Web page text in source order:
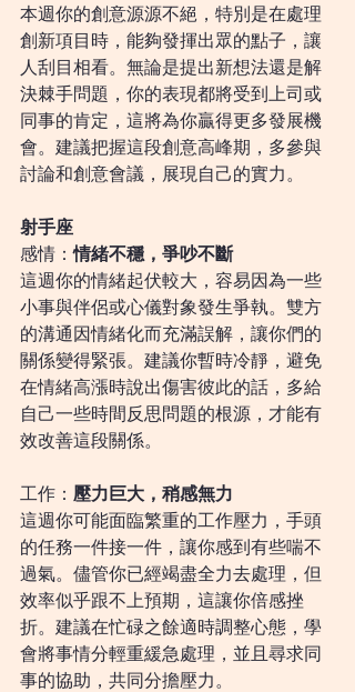
本週你的創意源源不絕，特別是在處理
創新項目時，能夠發揮出眾的點子，讓
人刮目相看。無論是提出新想法還是解
決棘手問題，你的表現都將受到上司或
同事的肯定，這將為你贏得更多發展機
會。建議把握這段創意高峰期，多參與
討論和創意會議，展現自己的實力。
射手座
感情：情緒不穩，爭吵不斷
這週你的情緒起伏較大，容易因為一些
小事與伴侶或心儀對象發生爭執。雙方
的溝通因情緒化而充滿誤解，讓你們的
關係變得緊張。建議你暫時冷靜，避免
在情緒高漲時說出傷害彼此的話，多給
自己一些時間反思問題的根源，才能有
效改善這段關係。
工作： 壓力巨大，稍感無力
這週你可能面臨繁重的工作壓力，手頭
的任務一件接一件，讓你感到有些喘不
過氣。儘管你已經竭盡全力去處理，但
效率似乎跟不上預期，這讓你倍感挫
折。建議在忙碌之餘適時調整心態，學
會將事情分輕重緩急處理，並且尋求同
事的協助，共同分擔壓力。